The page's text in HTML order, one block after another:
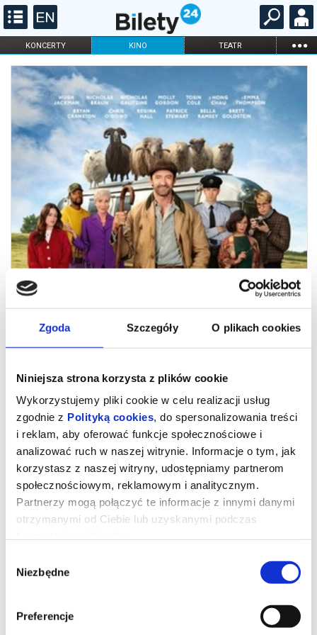
Zgoda Szczegóły O plikach cookies
Niniejsza strona korzysta z plików cookie
Wykorzystujemy pliki cookie w celu realizacji usług
zgodnie z Polityką cookies, do spersonalizowania treści
i reklam, aby oferować funkcje społecznościowe i
analizować ruch w naszej witrynie. Informacje o tym, jak
korzystasz z naszej witryny, udostępniamy partnerom
społecznościowym, reklamowym i analitycznym.
Partnerzy mogą połączyć te informacje z innymi danymi
otrzymanymi od Ciebie lub uzyskanymi podczas
zgody
Niezbędne
Preferencje
KONCERTY KINO TEATR ...
FILHARMONIA OPERA I BALET
DLA DZIECI
KARNETY
SPRAWIEDLIWOŚĆ OWIEC
George Hardy (Hugh Jackman) to pasterz, który kocha swoje owce
kryminały, udając, że owce je rozumieją, nie podejrzewając, że nie
tylko je rozumieją, ale także godzinami dyskutują o tym, kto jest
sprawcą zbrodni.Kiedy George zostaje znaleziony martwy w